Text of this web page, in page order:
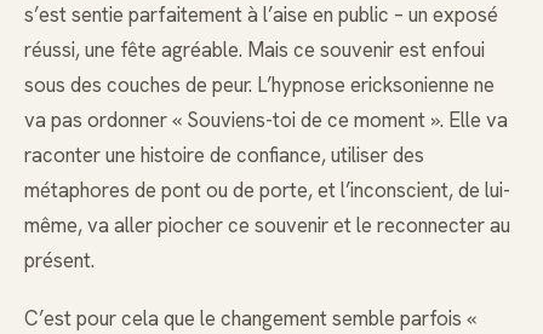
s’est sentie parfaitement à l’aise en public – un exposé
réussi, une fête agréable. Mais ce souvenir est enfoui
sous des couches de peur. L’hypnose ericksonienne ne
va pas ordonner « Souviens-toi de ce moment ». Elle va
raconter une histoire de confiance, utiliser des
métaphores de pont ou de porte, et l’inconscient, de lui-
même, va aller piocher ce souvenir et le reconnecter au
présent.
C’est pour cela que le changement semble parfois «